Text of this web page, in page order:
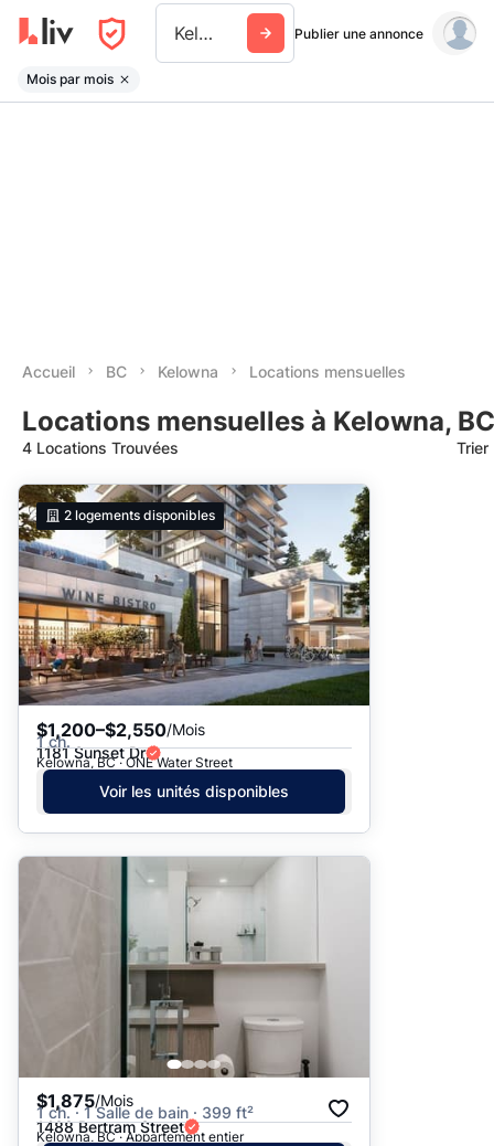
Kelowna Publier une annonce
Mois par mois
Accueil BC Kelowna Locations mensuelles
Locations mensuelles à Kelowna, BC
4 Locations Trouvées Trier
Suggéré
Date: les plus récents d’abord
Date: les plus anciens d’abord
Prix - $$$ à $
Prix - $ à $$$
2 logements disponibles
$1,200–$2,550/Mois
1 ch.
1181 Sunset Dr
Kelowna, BC · ONE Water Street
Voir les unités disponibles
$1,875/Mois
1 ch. · 1 Salle de bain · 399 ft²
1488 Bertram Street
Kelowna, BC · Appartement entier